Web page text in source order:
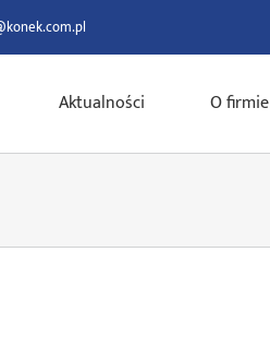
Aktualności O firmie